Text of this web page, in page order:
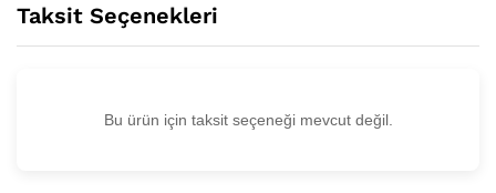
Taksit Seçenekleri
Bu ürün için taksit seçeneği mevcut değil.